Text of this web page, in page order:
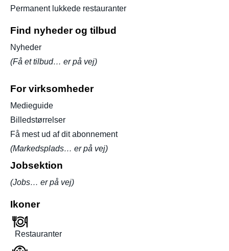
Permanent lukkede restauranter
Find nyheder og tilbud
Nyheder
(Få et tilbud… er på vej)
For virksomheder
Medieguide
Billedstørrelser
Få mest ud af dit abonnement
(Markedsplads… er på vej)
Jobsektion
(Jobs… er på vej)
Ikoner
Restauranter